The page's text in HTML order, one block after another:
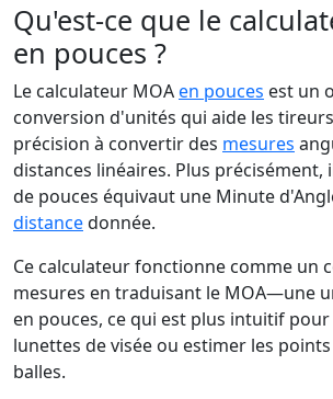
Qu'est-ce que le
en pouces ?
Le calculateur MOAen pouces est un
conversion d'unités qui aide les
précision à convertir des mesures
distances linéaires. Plus précisément,
de pouces équivaut une Minute
distancedonnée.
Ce calculateur fonctionne comme un
mesures en traduisant le MOA—une
en pouces, ce qui est plus intuitif
lunettes de visée ou estimer les
balles.